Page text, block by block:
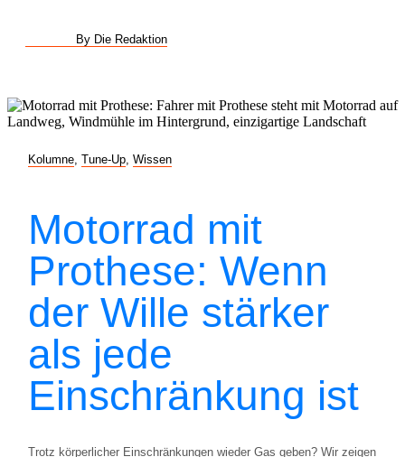
By Die Redaktion
Kolumne Tune-Up Wissen
Motorrad mit
Prothese: Wenn
der Wille stärker
als jede
Einschränkung ist
Trotz körperlicher Einschränkungen wieder Gas geben? Wir zeigen